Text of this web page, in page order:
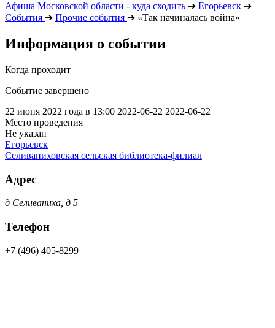
Афиша Московской области - куда сходить ➔ Егорьевск ➔
События ➔ Прочие события ➔ «Так начиналась война»
Информация о событии
Когда проходит
Событие завершено
22 июня 2022 года в 13:00 2022-06-22 2022-06-22
Место проведения
Не указан
Егорьевск
Селиваниховская сельская библиотека-филиал
Адрес
д Селиваниха, д 5
Телефон
+7 (496) 405-8299